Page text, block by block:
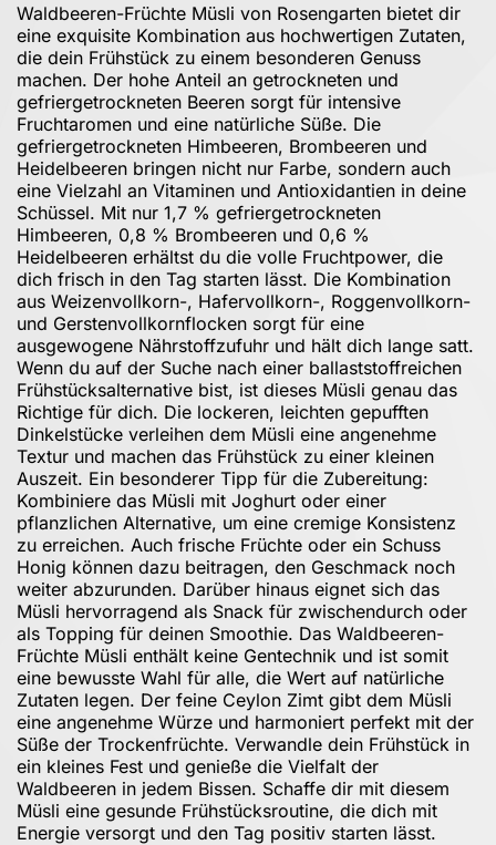
Waldbeeren-Früchte Müsli von Rosengarten bietet dir
eine exquisite Kombination aus hochwertigen Zutaten,
die dein Frühstück zu einem besonderen Genuss
machen. Der hohe Anteil an getrockneten und
gefriergetrockneten Beeren sorgt für intensive
Fruchtaromen und eine natürliche Süße. Die
gefriergetrockneten Himbeeren, Brombeeren und
Heidelbeeren bringen nicht nur Farbe, sondern auch
eine Vielzahl an Vitaminen und Antioxidantien in deine
Schüssel. Mit nur 1,7 % gefriergetrockneten
Himbeeren, 0,8 % Brombeeren und 0,6 %
Heidelbeeren erhältst du die volle Fruchtpower, die
dich frisch in den Tag starten lässt. Die Kombination
aus Weizenvollkorn-, Hafervollkorn-, Roggenvollkorn-
und Gerstenvollkornflocken sorgt für eine
ausgewogene Nährstoffzufuhr und hält dich lange satt.
Wenn du auf der Suche nach einer ballaststoffreichen
Frühstücksalternative bist, ist dieses Müsli genau das
Richtige für dich. Die lockeren, leichten gepufften
Dinkelstücke verleihen dem Müsli eine angenehme
Textur und machen das Frühstück zu einer kleinen
Auszeit. Ein besonderer Tipp für die Zubereitung:
Kombiniere das Müsli mit Joghurt oder einer
pflanzlichen Alternative, um eine cremige Konsistenz
zu erreichen. Auch frische Früchte oder ein Schuss
Honig können dazu beitragen, den Geschmack noch
weiter abzurunden. Darüber hinaus eignet sich das
Müsli hervorragend als Snack für zwischendurch oder
als Topping für deinen Smoothie. Das Waldbeeren-
Früchte Müsli enthält keine Gentechnik und ist somit
eine bewusste Wahl für alle, die Wert auf natürliche
Zutaten legen. Der feine Ceylon Zimt gibt dem Müsli
eine angenehme Würze und harmoniert perfekt mit der
Süße der Trockenfrüchte. Verwandle dein Frühstück in
ein kleines Fest und genieße die Vielfalt der
Waldbeeren in jedem Bissen. Schaffe dir mit diesem
Müsli eine gesunde Frühstücksroutine, die dich mit
Energie versorgt und den Tag positiv starten lässt.